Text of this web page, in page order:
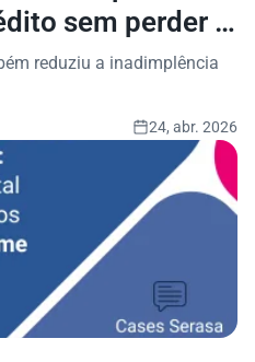
sem perder o
reduziu a inadimplência
24, abr. 2026